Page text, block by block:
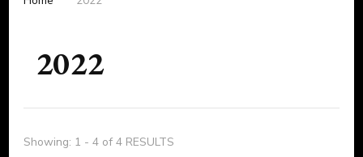
2022
Showing: 1 - 4 of 4 RESULTS